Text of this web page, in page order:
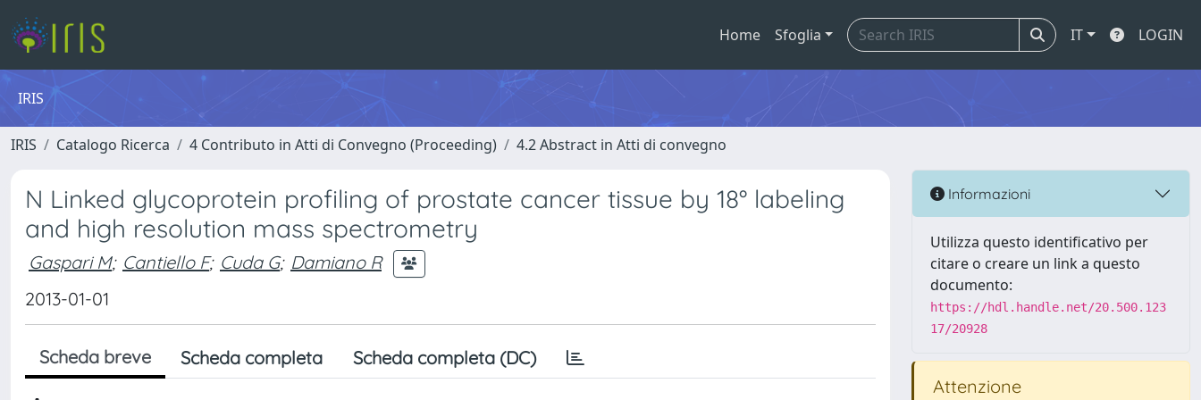
Home Sfoglia IT LOGIN
IRIS
IRIS Catalogo Ricerca 4 Contributo in Atti di Convegno (Proceeding) 4.2 Abstract in Atti di convegno
N Linked glycoprotein profiling of prostate cancer tissue by 18° labeling
and high resolution mass spectrometry
Gaspari M; Cantiello F; Cuda G; Damiano R
2013-01-01
Scheda breve Scheda completa Scheda completa (DC)
Informazioni
Utilizza questo identificativo per
citare o creare un link a questo
documento:
https://hdl.handle.net/20.500.123
17/20928
Attenzione